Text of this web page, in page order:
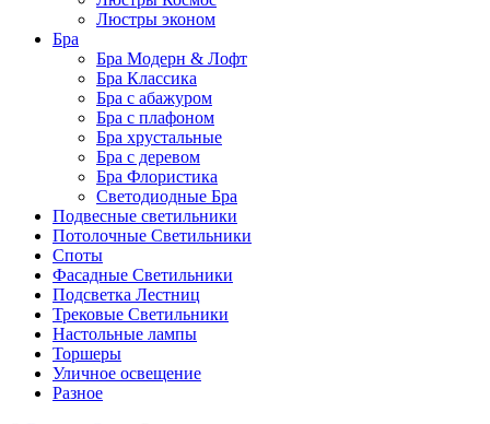
Люстры эконом
Бра
Бра Модерн & Лофт
Бра Классика
Бра с абажуром
Бра с плафоном
Бра хрустальные
Бра с деревом
Бра Флористика
Светодиодные Бра
Подвесные светильники
Потолочные Светильники
Споты
Фасадные Светильники
Подсветка Лестниц
Трековые Светильники
Настольные лампы
Торшеры
Уличное освещение
Разное